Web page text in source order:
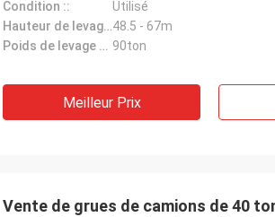
Condition ::
Utilisé
Hauteur de levage maximum ::48.5 - 67m
Poids de levage maximum :: 90ton
Meilleur Prix
Vente de grues de camions de 40